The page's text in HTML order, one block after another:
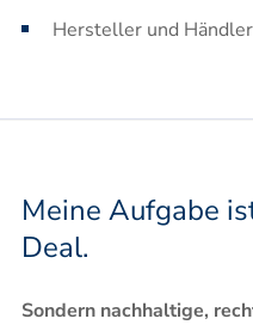
Hersteller und Händler
Meine Aufgabe
Deal.
Sondern nachhaltige,